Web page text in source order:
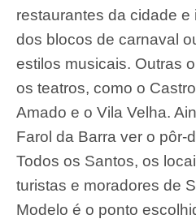
restaurantes da cidade
dos blocos de carnaval
estilos musicais. Outras
os teatros, como o
Amado e o Vila Velha.
Farol da Barra ver o pôr-
Todos os Santos, os
turistas e moradores de
Modelo é o ponto